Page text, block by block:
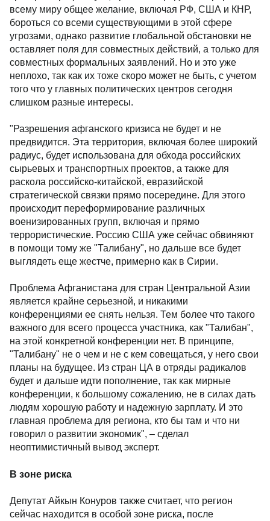
всему миру общее желание, включая РФ, США и КНР,
бороться со всеми существующими в этой сфере
угрозами, однако развитие глобальной обстановки не
оставляет поля для совместных действий, а только для
совместных формальных заявлений. Но и это уже
неплохо, так как их тоже скоро может не быть, с учетом
того что у главных политических центров сегодня
слишком разные интересы.
"Разрешения афганского кризиса не будет и не
предвидится. Эта территория, включая более широкий
радиус, будет использована для обхода российских
сырьевых и транспортных проектов, а также для
раскола российско-китайской, евразийской
стратегической связки прямо посередине. Для этого
происходит переформирование различных
военизированных групп, включая и прямо
террористические. Россию США уже сейчас обвиняют
в помощи тому же "Талибану", но дальше все будет
выглядеть еще жестче, примерно как в Сирии.
Проблема Афганистана для стран Центральной Азии
является крайне серьезной, и никакими
конференциями ее снять нельзя. Тем более что такого
важного для всего процесса участника, как "Талибан",
на этой конкретной конференции нет. В принципе,
"Талибану" не о чем и не с кем совещаться, у него свои
планы на будущее. Из стран ЦА в отряды радикалов
будет и дальше идти пополнение, так как мирные
конференции, к большому сожалению, не в силах дать
людям хорошую работу и надежную зарплату. И это
главная проблема для региона, кто бы там и что ни
говорил о развитии экономик", – сделал
неоптимистичный вывод эксперт.
В зоне риска
Депутат Айкын Конуров также считает, что регион
сейчас находится в особой зоне риска, после